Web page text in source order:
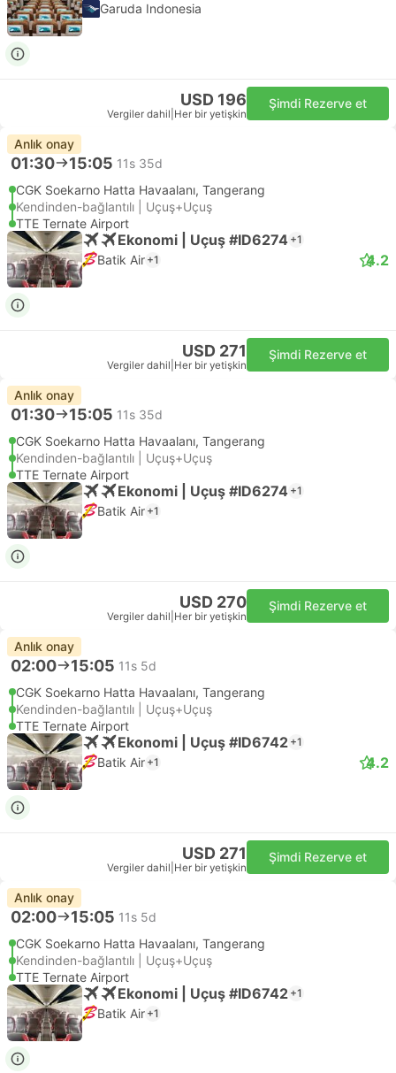
Garuda Indonesia
USD 196
Vergiler dahil Her bir yetişkin
Şimdi Rezerve et
Anlık onay
01:30 15:05 11s 35d
CGK Soekarno Hatta Havaalanı, Tangerang
Kendinden-bağlantılı | Uçuş+Uçuş
TTE Ternate Airport
Ekonomi | Uçuş #ID6274 +1
Batik Air +1 4.2
USD 271
Vergiler dahil Her bir yetişkin
Şimdi Rezerve et
Anlık onay
01:30 15:05 11s 35d
CGK Soekarno Hatta Havaalanı, Tangerang
Kendinden-bağlantılı | Uçuş+Uçuş
TTE Ternate Airport
Ekonomi | Uçuş #ID6274 +1
Batik Air +1
USD 270
Vergiler dahil Her bir yetişkin
Şimdi Rezerve et
Anlık onay
02:00 15:05 11s 5d
CGK Soekarno Hatta Havaalanı, Tangerang
Kendinden-bağlantılı | Uçuş+Uçuş
TTE Ternate Airport
Ekonomi | Uçuş #ID6742 +1
Batik Air +1 4.2
USD 271
Vergiler dahil Her bir yetişkin
Şimdi Rezerve et
Anlık onay
02:00 15:05 11s 5d
CGK Soekarno Hatta Havaalanı, Tangerang
Kendinden-bağlantılı | Uçuş+Uçuş
TTE Ternate Airport
Ekonomi | Uçuş #ID6742 +1
Batik Air +1